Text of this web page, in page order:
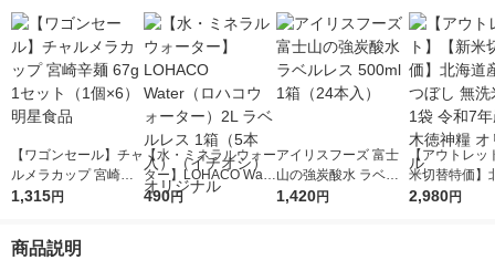
【ワゴンセール】チャ
ルメラカップ 宮崎辛
麺 67g 1セット（1個×
1,315円
【水・ミネラルウォー
ター】LOHACO Wate
r（ロハコウォータ
490円
アイリスフーズ 富士
山の強炭酸水 ラベル
レス 500ml 1箱（24
1,420円
【アウトレッ
米切替特価】
ななつぼし 無
2,980円
商品説明